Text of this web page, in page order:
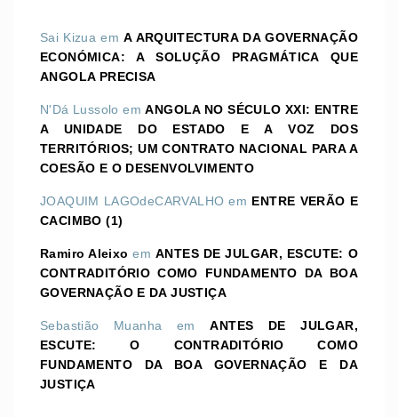
Sai Kizua emA ARQUITECTURA DA GOVERNAÇÃO
ECONÓMICA: A SOLUÇÃO PRAGMÁTICA QUE
ANGOLA PRECISA
N'Dá Lussolo emANGOLA NO SÉCULO XXI: ENTRE
A UNIDADE DO ESTADO E A VOZ DOS
TERRITÓRIOS; UM CONTRATO NACIONAL PARA A
COESÃO E O DESENVOLVIMENTO
JOAQUIM LAGOdeCARVALHO em ENTRE VERÃO E
CACIMBO (1)
Ramiro Aleixo emANTES DE JULGAR, ESCUTE: O
CONTRADITÓRIO COMO FUNDAMENTO DA BOA
GOVERNAÇÃO E DA JUSTIÇA
Sebastião Muanha emANTES DE JULGAR,
ESCUTE: O CONTRADITÓRIO COMO
FUNDAMENTO DA BOA GOVERNAÇÃO E DA
JUSTIÇA